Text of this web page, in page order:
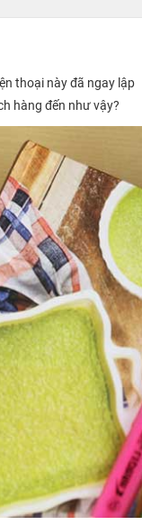
thoại này đã ngay lập
hàng đến như vậy?